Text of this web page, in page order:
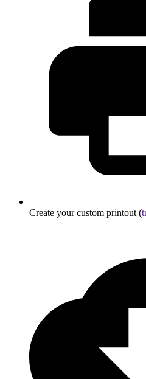
Create your custom printout (